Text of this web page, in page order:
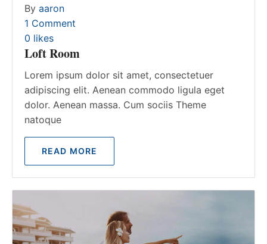
By aaron
1 Comment
0 likes
Loft Room
Lorem ipsum dolor sit amet, consectetuer
adipiscing elit. Aenean commodo ligula eget
dolor. Aenean massa. Cum sociis Theme
natoque
READ MORE